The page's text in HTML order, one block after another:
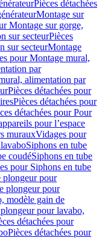
Pièces détachées
Montage sur
Montage sur gorge,
sur secteurPièces
sur secteurMontage
pour Montage mural,
par
alimentation par
Pièces détachées pour
Pièces détachées pour
détachées pour Pour
pour l’espace
murauxVidages pour
Siphons en tube
coudéSiphons en tube
pour Siphons en tube
plongeur pour
plongeur pour
modèle gain de
pour lavabo,
détachées pour
Pièces détachées pour